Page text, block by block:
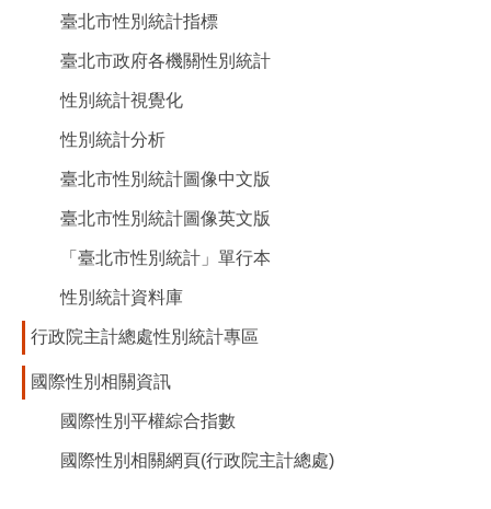
臺北市性別統計指標
臺北市政府各機關性別統計
性別統計視覺化
性別統計分析
臺北市性別統計圖像中文版
臺北市性別統計圖像英文版
「臺北市性別統計」單行本
性別統計資料庫
行政院主計總處性別統計專區​
國際性別相關資訊
國際性別平權綜合指數
國際性別相關網頁(行政院主計總處)